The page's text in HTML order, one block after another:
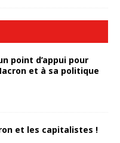
point d’appui pour
et à sa politique
et les capitalistes !